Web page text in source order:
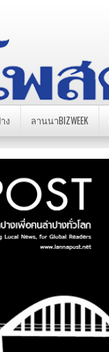
ง ลานนาBIZWEEK